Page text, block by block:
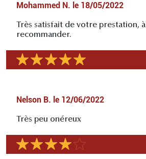
Mohammed N. le 18/05/2022
Très satisfait de votre prestation, à
recommander.
Nelson B. le 12/06/2022
Très peu onéreux